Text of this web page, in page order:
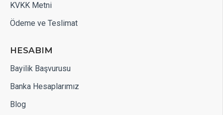
KVKK Metni
Ödeme ve Teslimat
HESABIM
Bayilik Başvurusu
Banka Hesaplarımız
Blog